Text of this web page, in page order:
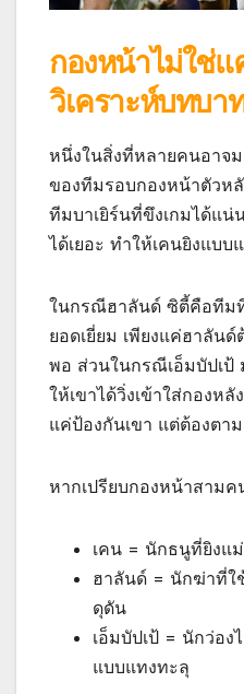
กองหน้าไม่ใช่แ
วิเคราะห์บทบา
หนึ่งในสิ่งที่หลายคนอาจ
ของทีมรอบกองหน้าตัวห
ทีมบาเยิร์นที่ขึงเกมได้แ
ได้เยอะ ทำให้เคนยิงแบ
ในกรณีฮาลันด์ ซิตี้คือทีม
ยอดเยี่ยม เพียงแค่ฮาลัน
พอ ส่วนในกรณีเอ็มบัปเป้
ให้เขาได้วิ่งเข้าใส่กองห
แค่ป้องกันเขา แต่ต้องตา
หากเปรียบกองหน้าสามค
เคน = นักธนูที่ยิงแ
ฮาลันด์ = นักฆ่าที่ใ
ดุดัน
เอ็มบัปเป้ = นักว่อ
แบบแทงทะลุ